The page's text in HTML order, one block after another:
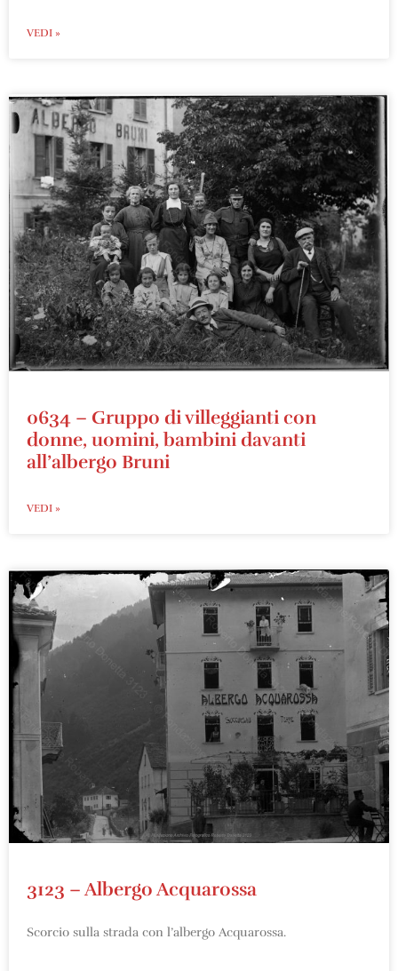
VEDI »
0634 – Gruppo di villeggianti con
donne, uomini, bambini davanti
all’albergo Bruni
VEDI »
3123 – Albergo Acquarossa
Scorcio sulla strada con l’albergo Acquarossa.